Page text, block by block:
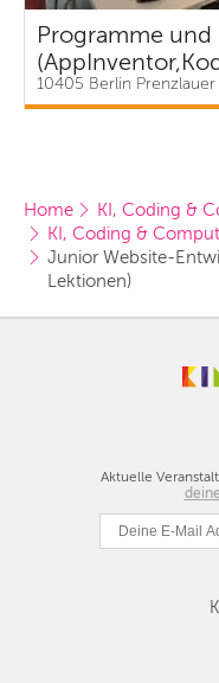
Programme
10405 Berlin
Home
KI, Coding &
KI, Coding &
Junior Website-
Lektionen)
Aktuelle